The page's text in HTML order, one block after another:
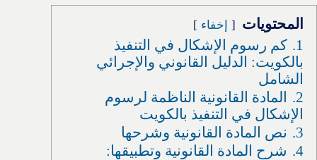
المحتويات إخفاء
1.
كم رسوم الإشكال في التنفيذ
بالكويت: الدليل القانوني والإجرائي
الشامل
2.
المادة القانونية الناظمة لرسوم
الإشكال في التنفيذ بالكويت
3.
نص المادة القانونية وشرحها
4.
شرح المادة القانونية وتطبيقها: